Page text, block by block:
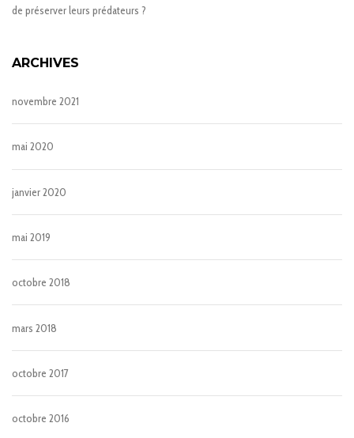
de préserver leurs prédateurs ?
ARCHIVES
novembre 2021
mai 2020
janvier 2020
mai 2019
octobre 2018
mars 2018
octobre 2017
octobre 2016